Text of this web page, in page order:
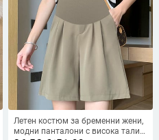
Летен костюм за бременни жени,
модни панталони с висока талия,